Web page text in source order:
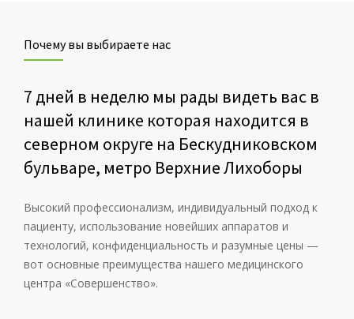
Почему вы выбираете нас
7 дней в неделю мы рады видеть вас в
нашей клинике которая находится в
северном округе на Бескудниковском
бульваре, метро Верхние Лихоборы
Высокий профессионализм, индивидуальный подход к
пациенту, использование новейших аппаратов и
технологий, конфиденциальность и разумные цены —
вот основные преимущества нашего медицинского
центра «Совершенство».